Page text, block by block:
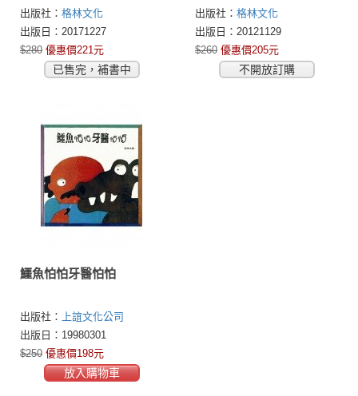
出版社： 格林文化
出版日：20171227
$280 優惠價221元
已售完，補書中
出版社： 格林文化
出版日：20121129
$260 優惠價205元
不開放訂購
鱷魚怕怕牙醫怕怕
出版社：
上誼文化公司
出版日：19980301
$250 優惠價198元
放入購物車